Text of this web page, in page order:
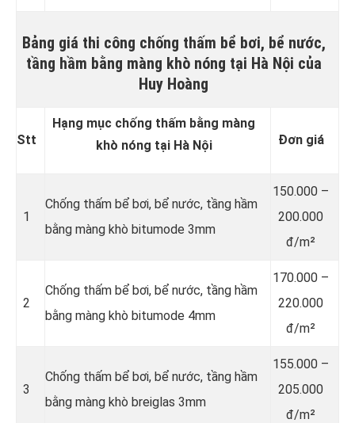
Bảng giá thi công chống thấm bể bơi, bể nước,
tầng hầm bằng màng khò nóng tại Hà Nội của
Huy Hoàng
Stt
Hạng mục chống thấm bằng màng
khò nóng tại Hà Nội
Đơn giá
1
Chống thấm bể bơi, bể nước, tầng hầm
bằng màng khò bitumode 3mm
150.000 –
200.000
đ/m²
2
Chống thấm bể bơi, bể nước, tầng hầm
bằng màng khò bitumode 4mm
170.000 –
220.000
đ/m²
3
Chống thấm bể bơi, bể nước, tầng hầm
bằng màng khò breiglas 3mm
155.000 –
205.000
đ/m²